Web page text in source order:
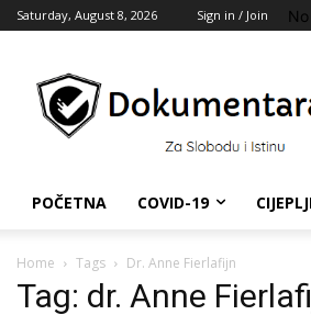
Saturday, August 8, 2026 Sign in / Join
POČETNA COVID-19
Home Tags Dr. Anne Fierlafijn
Tag: dr. Anne